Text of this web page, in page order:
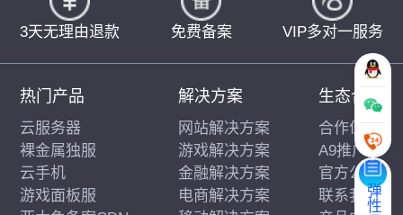
3天无理由退款 免费备案 VIP多对一服务
热门产品
云服务器
裸金属独服
云手机
游戏面板服
解决方案
网站解决方案
游戏解决方案
金融解决方案
电商解决方案
生态合作
合作伙伴
A9推广
官方公告
联系我们